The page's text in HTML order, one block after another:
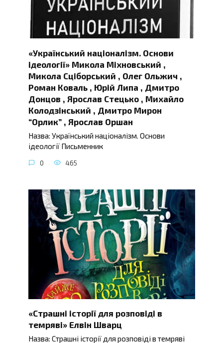
«Український націоналізм. Основи
ідеології» Микола Міхновський ,
Микола Сціборський , Олег Ольжич ,
Роман Коваль , Юрій Липа , Дмитро
Донцов , Ярослав Стецько , Михайло
Колодзінський , Дмитро Мирон
“Орлик” , Ярослав Оршан
Назва: Український націоналізм. Основи
ідеології Письменник
0 465
«Страшні історії для розповіді в
темряві» Елвін Шварц
Назва: Страшні історії для розповіді в темряві